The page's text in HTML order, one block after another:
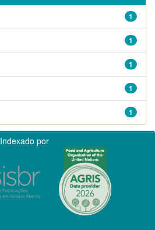
1
1
1
1
1
Indexado por